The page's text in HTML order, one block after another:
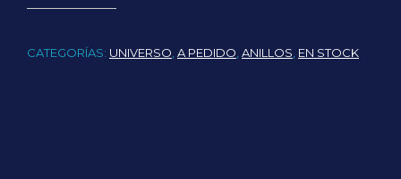
CATEGORÍAS: UNIVERSO,A PEDIDO,ANILLOS, EN STOCK